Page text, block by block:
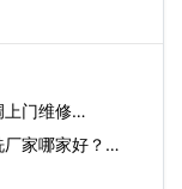
上门维修…
厂家哪家好？…